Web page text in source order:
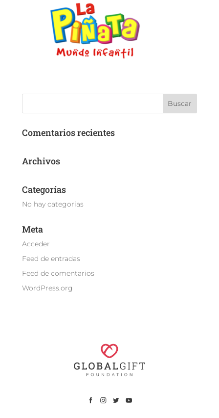
Comentarios recientes
Archivos
Categorías
No hay categorías
Meta
Acceder
Feed de entradas
Feed de comentarios
WordPress.org